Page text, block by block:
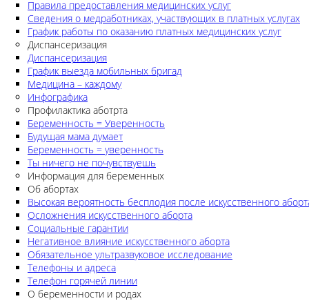
Правила предоставления медицинских услуг
Сведения о медработниках, участвующих в платных услугах
График работы по оказанию платных медицинских услуг
Диспансеризация
Диспансеризация
График выезда мобильных бригад
Медицина – каждому
Инфографика
Профилактика аботрта
Беременность = Уверенность
Будущая мама думает
Беременность = уверенность
Ты ничего не почувствуешь
Информация для беременных
Об абортах
Высокая вероятность бесплодия после искусственного
Осложнения искусственного аборта
Социальные гарантии
Негативное влияние искусственного аборта
Обязательное ультразвуковое исследование
Телефоны и адреса
Телефон горячей линии
О беременности и родах